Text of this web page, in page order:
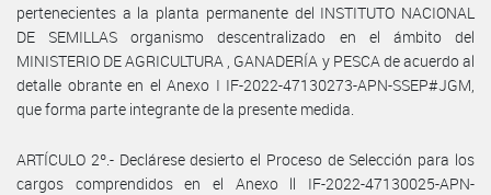
pertenecientes a la planta permanente del INSTITUTO NACIONAL
DE SEMILLAS organismo descentralizado en el ámbito del
MINISTERIO DE AGRICULTURA , GANADERÍA y PESCA de acuerdo al
detalle obrante en el Anexo I IF-2022-47130273-APN-SSEP#JGM,
que forma parte integrante de la presente medida.
ARTÍCULO 2º.- Declárese desierto el Proceso de Selección para los
cargos comprendidos en el Anexo ll IF-2022-47130025-APN-